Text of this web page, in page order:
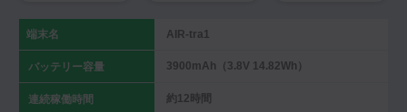
端末名 AIR-tra1
バッテリー容量 3900mAh（3.8V 14.82Wh）
連続稼働時間 約12時間